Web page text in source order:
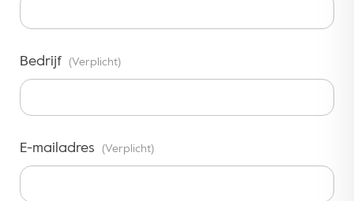
Bedrijf (Verplicht)
E-mailadres (Verplicht)